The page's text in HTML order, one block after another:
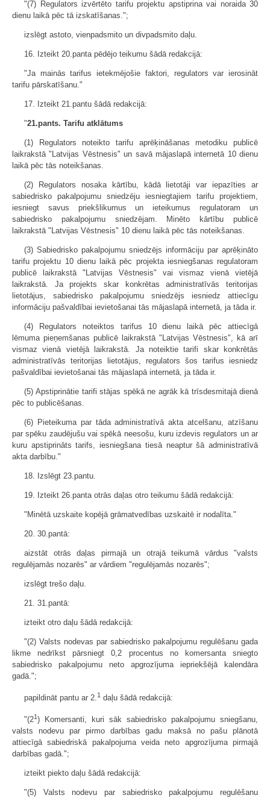
"(7) Regulators izvērtēto tarifu projektu apstiprina vai noraida 30
dienu laikā pēc tā izskatīšanas.";
izslēgt astoto, vienpadsmito un divpa­dsmito daļu.
16. Izteikt 20.panta pēdējo teikumu šādā redakcijā:
"Ja mainās tarifus ietekmējošie faktori, regulators var ierosināt
tarifu pārskatīšanu."
17. Izteikt 21.pantu šādā redakcijā:
"21.pants. Tarifu atklātums
(1) Regulators noteikto tarifu aprēķināšanas metodiku publicē
laikrakstā "Latvijas Vēstnesis" un savā mājaslapā internetā 10 dienu
laikā pēc tās noteikšanas.
(2) Regulators nosaka kārtību, kādā lietotāji var iepazīties ar
sabiedrisko pakalpojumu sniedzēju iesniegtajiem tarifu projektiem,
iesniegt savus priekšlikumus un ieteikumus regulatoram un
sabiedrisko pakalpojumu sniedzējam. Minēto kārtību publicē
laikrakstā "Latvijas Vēstnesis" 10 dienu laikā pēc tās noteikšanas.
(3) Sabiedrisko pakalpojumu sniedzējs informāciju par aprēķināto
tarifu projektu 10 dienu laikā pēc projekta iesniegšanas regulatoram
publicē laikrakstā "Latvijas Vēstnesis" vai vismaz vienā vietējā
laikrakstā. Ja projekts skar konkrētas administratīvās teritorijas
lietotājus, sabiedrisko pakalpojumu sniedzējs iesniedz attiecīgu
informāciju pašvaldībai ievietošanai tās mājaslapā internetā, ja tāda ir.
(4) Regulators noteiktos tarifus 10 dienu laikā pēc attiecīgā
lēmuma pieņemšanas publicē laikrakstā "Latvijas Vēstnesis", kā arī
vismaz vienā vietējā laikrakstā. Ja noteiktie tarifi skar konkrētās
administratīvās teritorijas lietotājus, regulators šos tarifus iesniedz
pašvaldībai ievietošanai tās mājaslapā internetā, ja tāda ir.
(5) Apstiprinātie tarifi stājas spēkā ne agrāk kā trīsdesmitajā dienā
pēc to publicēšanas.
(6) Pieteikuma par tāda administratīvā akta atcelšanu, atzīšanu
par spēku zaudējušu vai spēkā neesošu, kuru izdevis regulators un ar
kuru apstiprināts tarifs, iesniegšana tiesā neaptur šā administratīvā
akta darbību."
18. Izslēgt 23.pantu.
19. Izteikt 26.panta otrās daļas otro teikumu šādā redakcijā:
"Minētā uzskaite kopējā grāmatvedības uzskaitē ir nodalīta."
20. 30.pantā:
aizstāt otrās daļas pirmajā un otrajā teikumā vārdus "valsts
regulējamās nozarēs" ar vārdiem "regulējamās nozarēs";
izslēgt trešo daļu.
21. 31.pantā:
izteikt otro daļu šādā redakcijā:
"(2) Valsts nodevas par sabiedrisko pakalpojumu regulēšanu gada
likme nedrīkst pārsniegt 0,2 procentus no komersanta sniegto
sabiedrisko pakalpojumu neto apgrozījuma iepriekšējā kalendāra
gadā.";
papildināt pantu ar 2. 1 daļu šādā redakcijā:
"(21) Komersanti, kuri sāk sabiedrisko pakalpojumu sniegšanu,
valsts nodevu par pirmo darbības gadu maksā no pašu plānotā
attiecīgā sabiedriskā pakalpojuma veida neto apgrozījuma pirmajā
darbības gadā.";
izteikt piekto daļu šādā redakcijā:
"(5) Valsts nodevu par sabiedrisko pakalpojumu regulēšanu